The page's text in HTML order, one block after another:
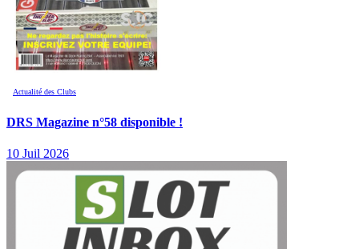
Actualité des Clubs
DRS Magazine n°58 disponible !
10 Juil 2026